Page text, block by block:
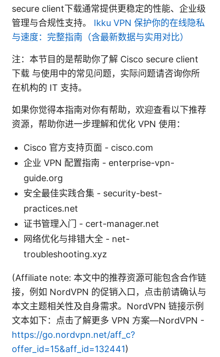
secure client下载通常提供更稳定的性能、企业级
管理与合规性支持。 Ikku VPN 保护你的在线隐私
与速度：完整指南（含最新数据与实用对比）
注：本节目的是帮助你了解 Cisco secure client
下载 与使用中的常见问题，实际问题请咨询你所
在机构的 IT 支持。
如果你觉得本指南对你有帮助，欢迎查看以下推荐
资源，帮助你进一步理解和优化 VPN 使用：
Cisco 官方支持页面 - cisco.com
企业 VPN 配置指南 - enterprise-vpn-
guide.org
安全最佳实践合集 - security-best-
practices.net
证书管理入门 - cert-manager.net
网络优化与排错大全 - net-
troubleshooting.xyz
(Affiliate note: 本文中的推荐资源可能包含合作链
接，例如 NordVPN 的促销入口，点击前请确认与
本文主题相关性及自身需求。NordVPN 链接示例
文本如下：点击了解更多 VPN 方案—NordVPN -
https://go.nordvpn.net/aff_c?
offer_id=15&aff_id=132441)